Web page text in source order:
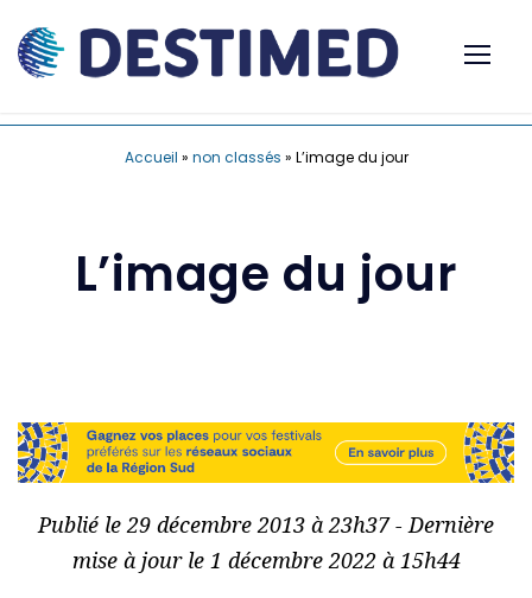
Accueil » non classés » L’image du jour
L’image du jour
Publié le 29 décembre 2013 à 23h37 - Dernière
mise à jour le 1 décembre 2022 à 15h44